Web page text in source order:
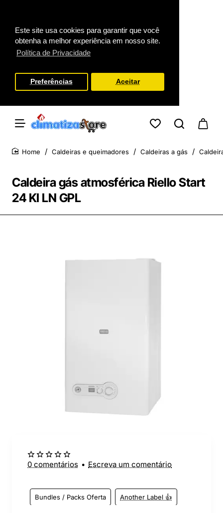
Este site usa cookies para garantir que você
obtenha a melhor experiência em nosso site.
Política de Privacidade
Preferências Aceitar
Caldeira gás atmosférica Riello Start
24 KI LN GPL
Caldeiras e queimadores Caldeiras a gás
Sob Consulta
Bundles / Packs Oferta Another Label 👍
0 comentários • Escreva um comentário